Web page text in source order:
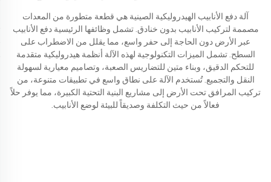
آلة دفع الأنابيب الهيدروليكية الصينية هي قطعة متطورة من المعدات
مصممة لتركيب الأنابيب بدون خنادق. تشمل وظائفها الرئيسية دفع الأنابيب
عبر الأرض دون الحاجة إلى حفر واسع، مما يقلل من الاضطراب على
السطح. تشمل الميزات التكنولوجية لهذه الآلة أنظمة هيدروليكية متقدمة
للتحكم الدقيق، وبناء متين للتضاريس الصعبة، وتصاميم معيارية لسهولة
النقل والتجميع. تُستخدم الآلة على نطاق واسع في تطبيقات متنوعة، من
تركيب المرافق تحت الأرض إلى مشاريع البنية التحتية الكبيرة، مما يوفر حلاً
فعالاً من حيث التكلفة وصديقاً للبيئة لوضع الأنابيب.